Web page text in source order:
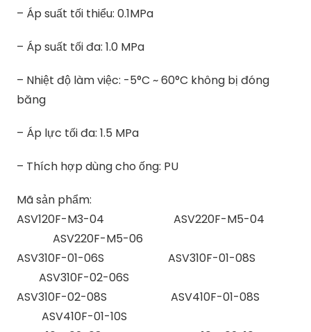
– Áp suất tối thiểu: 0.1MPa
– Áp suất tối đa: 1.0 MPa
– Nhiệt độ làm việc: -5°C ~ 60°C không bị đóng
băng
– Áp lực tối đa: 1.5 MPa
– Thích hợp dùng cho ống: PU
Mã sản phẩm:
ASV120F-M3-04 ASV220F-M5-04
ASV220F-M5-06
ASV310F-01-06S ASV310F-01-08S
ASV310F-02-06S
ASV310F-02-08S ASV410F-01-08S
ASV410F-01-10S